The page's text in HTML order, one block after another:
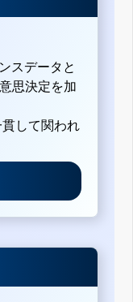
スデータと
思決定を加
して関われ